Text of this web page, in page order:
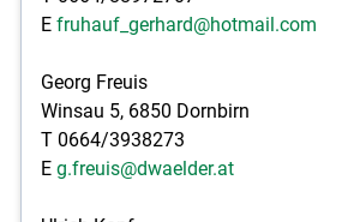
E fruhauf_gerhard@hotmail.com
Georg Freuis
Winsau 5, 6850 Dornbirn
T 0664/3938273
E g.freuis@dwaelder.at